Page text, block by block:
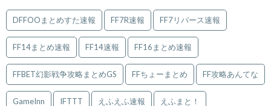
DFFOOまとめすた速報 FF7R速報 FF7リバース速報
FF14まとめ速報 FF14速報 FF16まとめ速報
FFBET幻影戦争攻略まとめGS FFちょーまとめ FF攻略あんてな
GameInn IFTTT えふえふ速報 えふまと！